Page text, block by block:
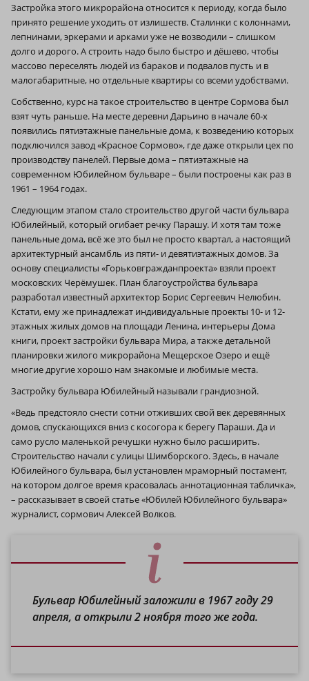
Застройка этого микрорайона относится к периоду, когда было
принято решение уходить от излишеств. Сталинки с колоннами,
лепнинами, эркерами и арками уже не возводили – слишком
долго и дорого. А строить надо было быстро и дёшево, чтобы
массово переселять людей из бараков и подвалов пусть и в
малогабаритные, но отдельные квартиры со всеми удобствами.
Собственно, курс на такое строительство в центре Сормова был
взят чуть раньше. На месте деревни Дарьино в начале 60‑х
появились пятиэтажные панельные дома, к возведению которых
подключился завод «Красное Сормово», где даже открыли цех по
производству панелей. Первые дома – пятиэтажные на
современном Юбилейном бульваре – были построены как раз в
1961 – 1964 годах.
Следующим этапом стало строительство другой части бульвара
Юбилейный, который огибает речку Парашу. И хотя там тоже
панельные дома, всё же это был не просто квартал, а настоящий
архитектурный ансамбль из пяти- и девятиэтажных домов. За
основу специалисты «Горьковгражданпроекта» взяли проект
московских Черёмушек. План благоустройства бульвара
разработал известный архитектор Борис Сергеевич Нелюбин.
Кстати, ему же принадлежат индивидуальные проекты 10- и 12-
этажных жилых домов на площади Ленина, интерьеры Дома
книги, проект застройки бульвара Мира, а также детальной
планировки жилого микрорайона Мещерское Озеро и ещё
многие другие хорошо нам знакомые и любимые места.
Застройку бульвара Юбилейный называли грандиозной.
«Ведь предстояло снести сотни отживших свой век деревянных
домов, спускающихся вниз с косогора к берегу Параши. Да и
само русло маленькой речушки нужно было расширить.
Строительство начали с улицы Шимборского. Здесь, в начале
Юбилейного бульвара, был установлен мраморный постамент,
на котором долгое время красовалась аннотационная табличка»,
– рассказывает в своей статье «Юбилей Юбилейного бульвара»
журналист, сормович Алексей Волков.
Бульвар Юбилейный заложили в 1967 году 29
апреля, а открыли 2 ноября того же года.